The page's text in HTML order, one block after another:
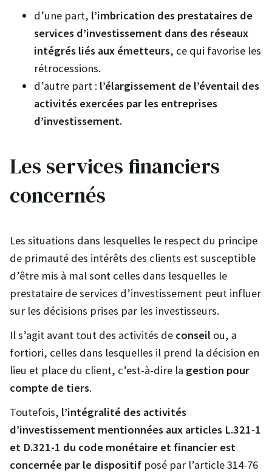
d’une part, l’imbrication des prestataires de
services d’investissement dans des réseaux
intégrés liés aux émetteurs, ce qui favorise les
rétrocessions.
d’autre part : l’élargissement de l’éventail des
activités exercées par les entreprises
d’investissement.
Les services financiers
concernés
Les situations dans lesquelles le respect du principe
de primauté des intérêts des clients est susceptible
d’être mis à mal sont celles dans lesquelles le
prestataire de services d’investissement peut influer
sur les décisions prises par les investisseurs.
Il s’agit avant tout des activités de conseil ou, a
fortiori, celles dans lesquelles il prend la décision en
lieu et place du client, c’est-à-dire la gestion pour
compte de tiers.
Toutefois, l’intégralité des activités
d’investissement mentionnées aux articles L.321-1
et D.321-1 du code monétaire et financier est
concernée par le dispositif posé par l’article 314-76